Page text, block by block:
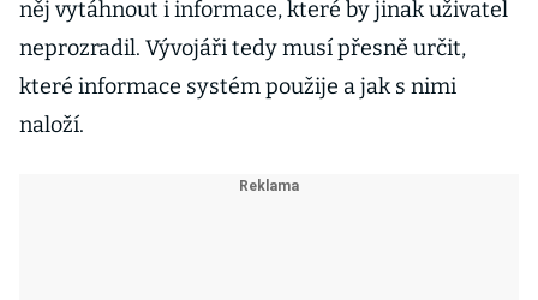
něj vytáhnout i informace, které by jinak uživatel
neprozradil. Vývojáři tedy musí přesně určit,
které informace systém použije a jak s nimi
naloží.